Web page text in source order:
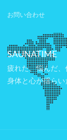
お問い合わせ
SAUNATIME
疲れた、悩んだ、
身体と心が揺らい